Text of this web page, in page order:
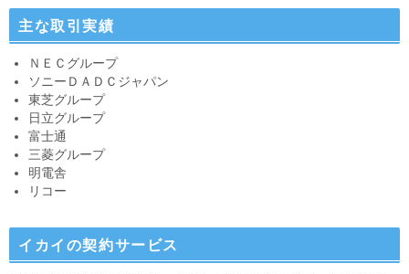
主な取引実績
ＮＥＣグループ
ソニーＤＡＤＣジャパン
東芝グループ
日立グループ
富士通
三菱グループ
明電舎
リコー
イカイの契約サービス